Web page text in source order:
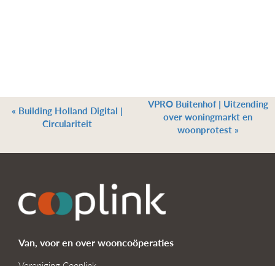
« Building Holland Digital |
Circulariteit
VPRO Buitenhof | Uitzending
over woningmarkt en
woonprotest »
Van, voor en over wooncoöperaties